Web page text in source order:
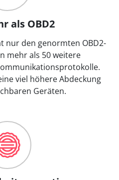
als OBD2
den genormten OBD2-
mehr als 50 weitere
viel höhere Abdeckung
Geräten.